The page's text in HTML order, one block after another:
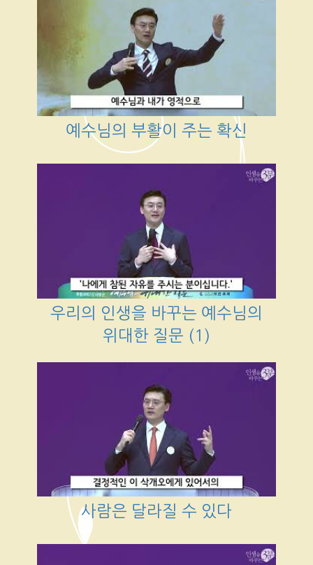
예수님의 부활이 주는 확신
우리의 인생을 바꾸는 예수님의
위대한 질문 (1)
사람은 달라질 수 있다